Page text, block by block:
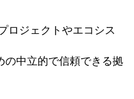
ロジェクトやエコシス
の中立的で信頼できる拠